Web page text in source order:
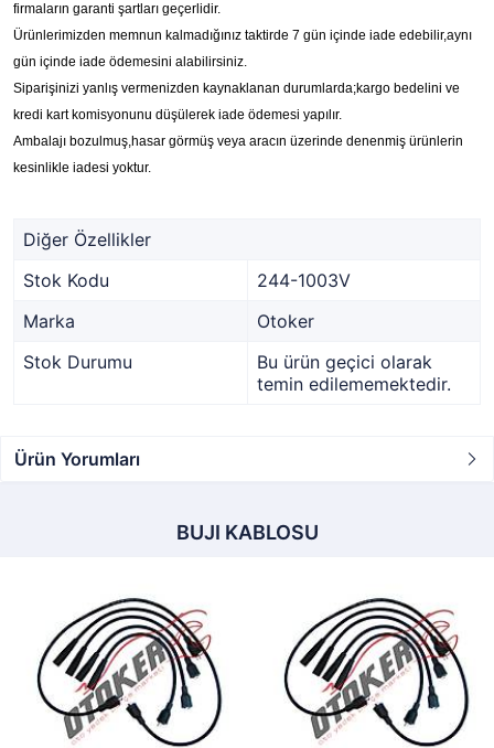
firmaların garanti şartları geçerlidir.
Ürünlerimizden memnun kalmadığınız taktirde 7 gün içinde iade edebilir,aynı
gün içinde iade ödemesini alabilirsiniz.
Siparişinizi yanlış vermenizden kaynaklanan durumlarda;kargo bedelini ve
kredi kart komisyonunu düşülerek iade ödemesi yapılır.
Ambalajı bozulmuş,hasar görmüş veya aracın üzerinde denenmiş ürünlerin
kesinlikle iadesi yoktur.
Diğer Özellikler
Stok Kodu
244-1003V
Marka
Otoker
Stok Durumu
Bu ürün geçici olarak
temin edilememektedir.
Ürün Yorumları
BUJI KABLOSU